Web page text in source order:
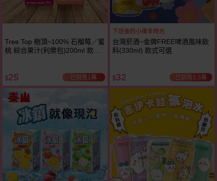
Tree Top 樹頂~100% 石榴莓／蜜
桃 綜合果汁(利樂包)200ml 款式
$25 已銷售1萬
下班後的小確幸時光
台灣菸酒~金牌FREE啤酒風味飲
料(330ml) 款式可選
$32 已銷售1.3萬